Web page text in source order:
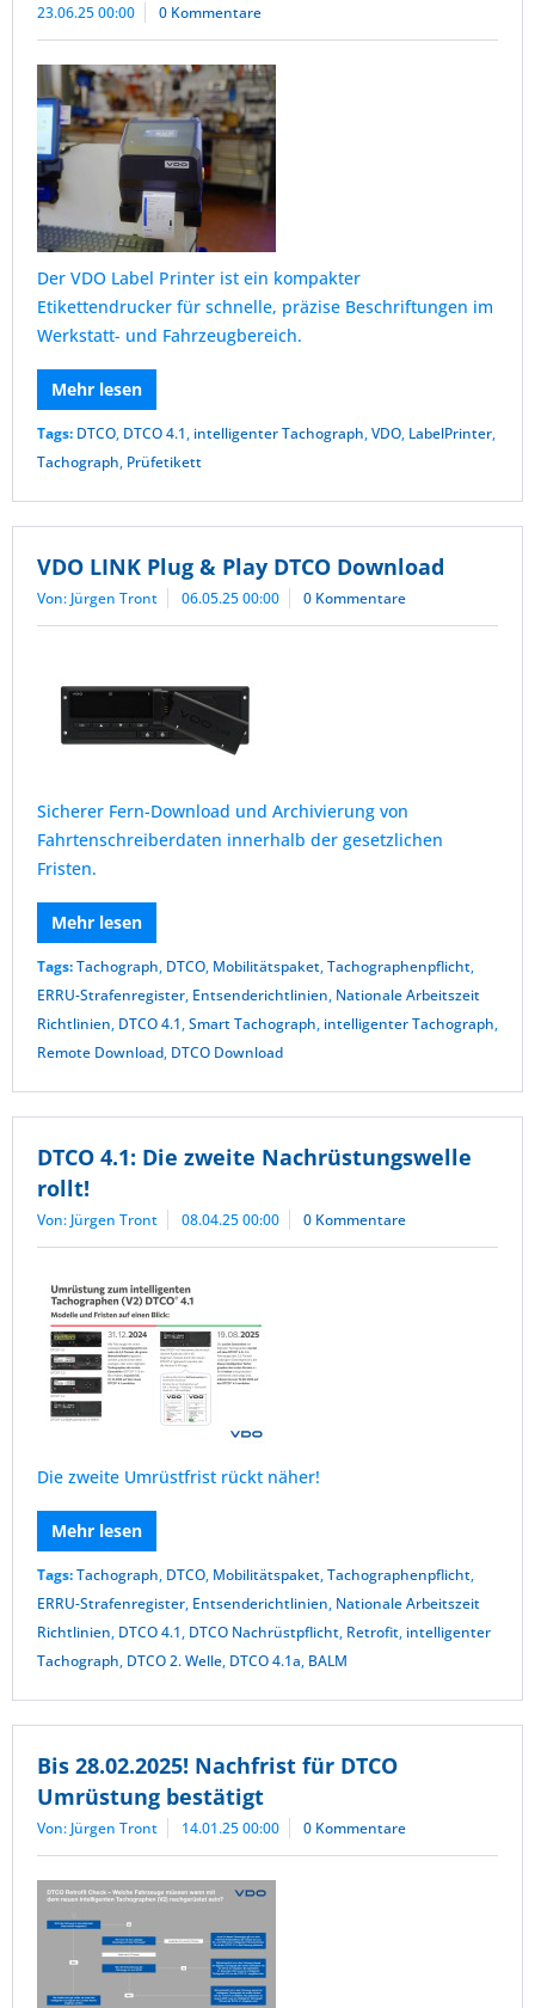
23.06.25 00:00 0 Kommentare
Der VDO Label Printer ist ein kompakter
Etikettendrucker für schnelle, präzise Beschriftungen im
Werkstatt- und Fahrzeugbereich.
Mehr lesen
Tags: DTCO, DTCO 4.1, intelligenter Tachograph,VDO, LabelPrinter,
Tachograph, Prüfetikett
VDO LINK Plug & Play DTCO Download
Von: Jürgen Tront 06.05.25 00:00 0 Kommentare
Sicherer Fern-Download und Archivierung von
Fahrtenschreiberdaten innerhalb der gesetzlichen
Fristen.
Mehr lesen
Tags:Tachograph, DTCO, Mobilitätspaket,Tachographenpflicht,
ERRU-Strafenregister, Entsenderichtlinien, Nationale Arbeitszeit
Richtlinien, DTCO 4.1,Smart Tachograph, intelligenter Tachograph,
Remote Download, DTCO Download
DTCO 4.1: Die zweite Nachrüstungswelle
rollt!
Von: Jürgen Tront 08.04.25 00:00 0 Kommentare
Die zweite Umrüstfrist rückt näher!
Mehr lesen
Tags:Tachograph, DTCO, Mobilitätspaket,Tachographenpflicht,
ERRU-Strafenregister, Entsenderichtlinien, Nationale Arbeitszeit
Richtlinien, DTCO 4.1, DTCO Nachrüstpflicht, Retrofit, intelligenter
Tachograph, DTCO 2. Welle, DTCO 4.1a, BALM
Bis 28.02.2025! Nachfrist für DTCO
Umrüstung bestätigt
Von: Jürgen Tront 14.01.25 00:00 0 Kommentare